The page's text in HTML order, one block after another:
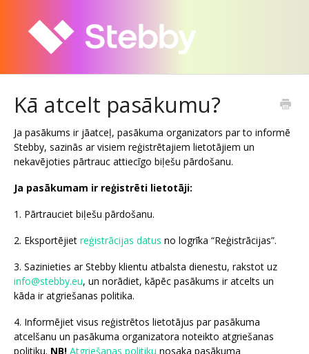
Kā atcelt pasākumu?
Ja pasākums ir jāatceļ, pasākuma organizators par to informē
Stebby, sazinās ar visiem reģistrētajiem lietotājiem un
nekavējoties pārtrauc attiecīgo biļešu pārdošanu.
Ja pasākumam ir reģistrēti lietotāji:
1. Pārtrauciet biļešu pārdošanu.
2. Eksportējiet reģistrācijas datus no logrīka “Reģistrācijas”.
3. Sazinieties ar Stebby klientu atbalsta dienestu, rakstot uz
info@stebby.eu, un norādiet, kāpēc pasākums ir atcelts un
kāda ir atgriešanas politika.
4. Informējiet visus reģistrētos lietotājus par pasākuma
atcelšanu un pasākuma organizatora noteikto atgriešanas
politiku. NB! Atgriešanas politiku nosaka pasākuma